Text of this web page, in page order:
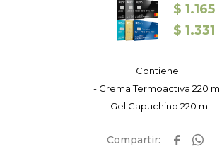
$ 1.165
$ 1.331
Contiene:
- Crema Termoactiva 220 ml.
- Gel Capuchino 220 ml.
 